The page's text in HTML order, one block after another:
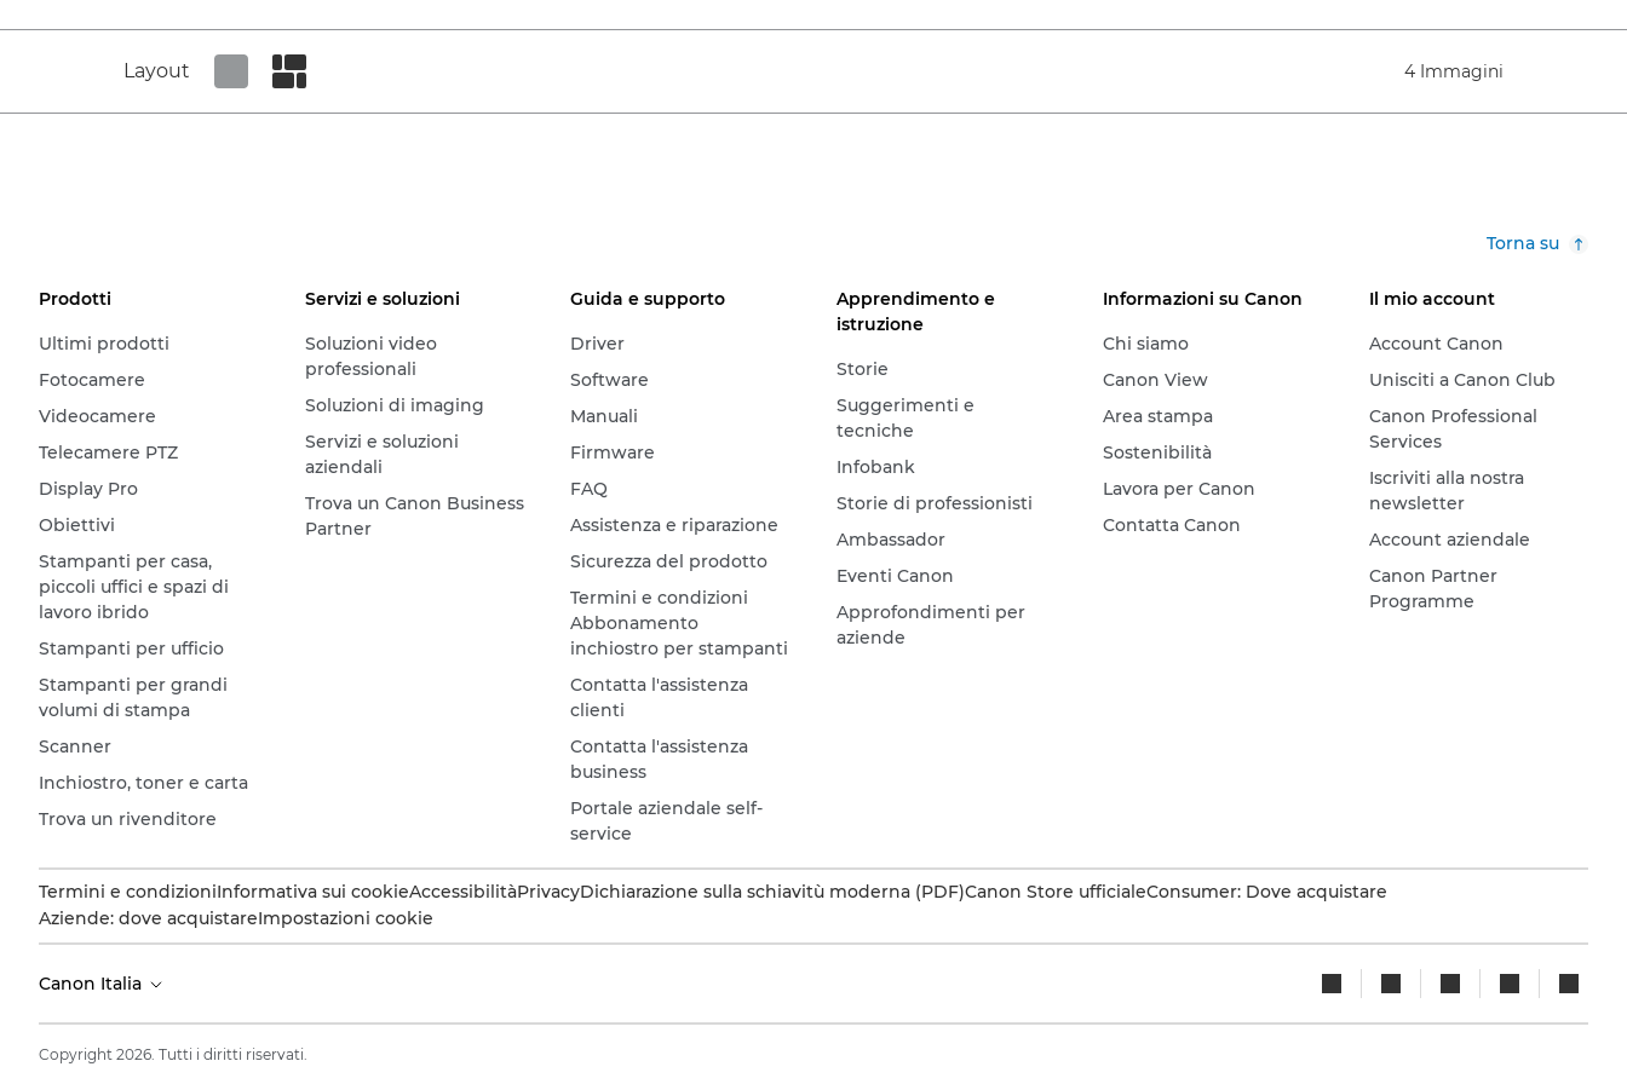
Layout 4 Immagini
Torna su
Prodotti
Ultimi prodotti
Fotocamere
Videocamere
Telecamere PTZ
Display Pro
Obiettivi
Stampanti per casa,
piccoli uffici e spazi di
lavoro ibrido
Stampanti per ufficio
Stampanti per grandi
volumi di stampa
Scanner
Inchiostro, toner e carta
Trova un rivenditore
Servizi e soluzioni
Soluzioni video
professionali
Soluzioni di imaging
Servizi e soluzioni
aziendali
Trova un Canon Business
Partner
Guida e supporto
Driver
Software
Manuali
Firmware
FAQ
Assistenza e riparazione
Sicurezza del prodotto
Termini e condizioni
Abbonamento
inchiostro per stampanti
Contatta l'assistenza
clienti
Contatta l'assistenza
business
Portale aziendale self-
service
Apprendimento e
istruzione
Storie
Suggerimenti e
tecniche
Infobank
Storie di professionisti
Ambassador
Eventi Canon
Approfondimenti per
aziende
Informazioni su Canon
Chi siamo
Canon View
Area stampa
Sostenibilità
Lavora per Canon
Contatta Canon
Il mio account
Account Canon
Unisciti a Canon Club
Canon Professional
Services
Iscriviti alla nostra
newsletter
Account aziendale
Canon Partner
Programme
Termini e condizioniInformativa sui cookieAccessibilitàPrivacyDichiarazione sulla schiavitù moderna (PDF)Canon Store ufficialeConsumer: Dove acquistare
Aziende: dove acquistareImpostazioni cookie
Canon Italia
Copyright 2026. Tutti i diritti riservati.